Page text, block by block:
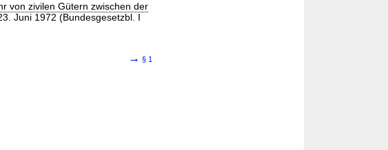
von zivilen Gütern zwischen der
Juni 1972 (Bundesgesetzbl. I
→ § 1